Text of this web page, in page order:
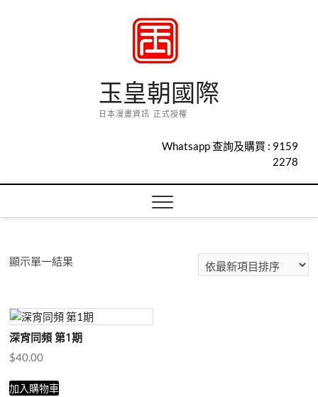
玉皇朝國際
日本漫畫資訊 正式授權
Whatsapp 查詢及購買 : 9159
2278
顯示單一結果
深宵同頻 第1期
$40.00
加入購物車